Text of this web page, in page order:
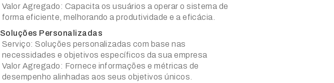
Valor Agregado: Capacita os usuários a operar o sistema de
forma eficiente, melhorando a produtividade e a eficácia.
Soluções Personalizadas
Serviço: Soluções personalizadas com base nas
necessidades e objetivos específicos da sua empresa
Valor Agregado: Fornece informações e métricas de
desempenho alinhadas aos seus objetivos únicos.